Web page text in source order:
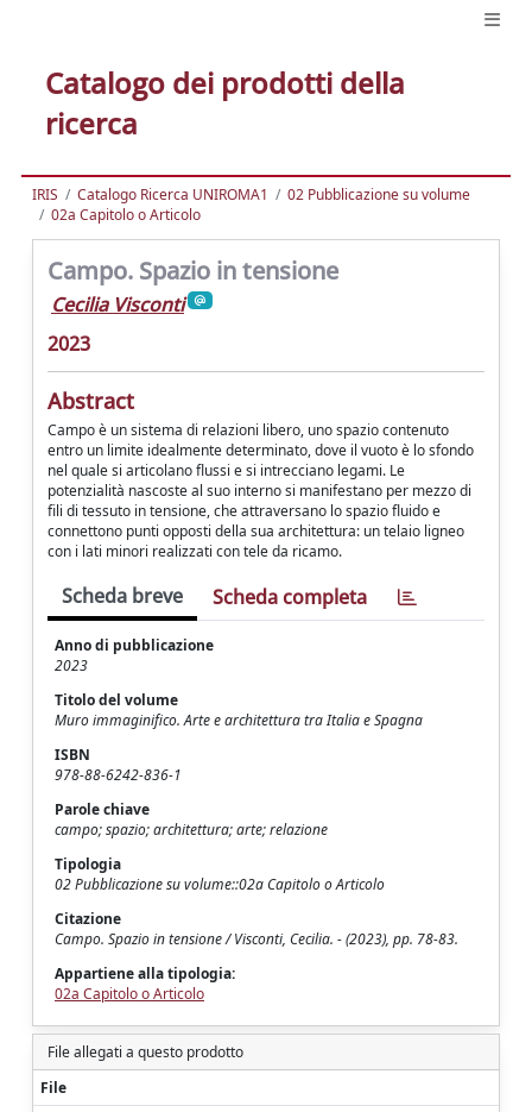
Catalogo dei prodotti della
ricerca
IRIS Catalogo Ricerca UNIROMA1
02 Pubblicazione su volume
02a Capitolo o Articolo
Campo. Spazio in tensione
Cecilia Visconti
2023
Abstract
Campo è un sistema di relazioni libero, uno spazio contenuto
entro un limite idealmente determinato, dove il vuoto è lo sfondo
nel quale si articolano flussi e si intrecciano legami. Le
potenzialità nascoste al suo interno si manifestano per mezzo di
fili di tessuto in tensione, che attraversano lo spazio fluido e
connettono punti opposti della sua architettura: un telaio ligneo
con i lati minori realizzati con tele da ricamo.
Scheda breve Scheda completa
Anno di pubblicazione
2023
Titolo del volume
Muro immaginifico. Arte e architettura tra Italia e Spagna
ISBN
978-88-6242-836-1
Parole chiave
campo; spazio; architettura; arte; relazione
Tipologia
02 Pubblicazione su volume::02a Capitolo o Articolo
Citazione
Campo. Spazio in tensione / Visconti, Cecilia. - (2023), pp. 78-83.
Appartiene alla tipologia:
02a Capitolo o Articolo
File allegati a questo prodotto
File